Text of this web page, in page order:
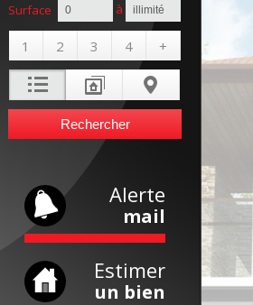
Surface à
1 2 3 4 +
Alerte
mail
Estimer
un bien